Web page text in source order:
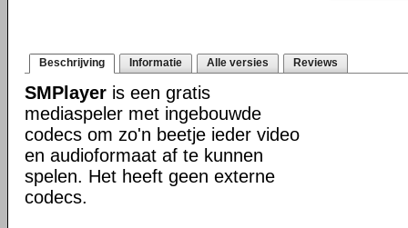
Beschrijving Informatie Alle versies Reviews
SMPlayer is een gratis
mediaspeler met ingebouwde
codecs om zo'n beetje ieder video
en audioformaat af te kunnen
spelen. Het heeft geen externe
codecs.